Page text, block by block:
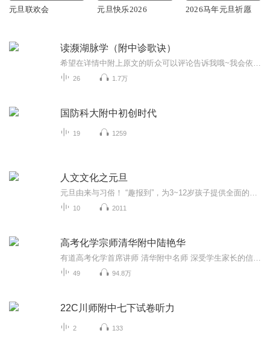
元旦联欢会 元旦快乐2026 2026马年元旦祈愿
读濒湖脉学（附中诊歌诀）
26 1.7万
国防科大附中初创时代
19 1259
人文文化之元旦
10 2011
高考化学宗师清华附中陆艳华
49 94.8万
22C川师附中七下试卷听力
2 133